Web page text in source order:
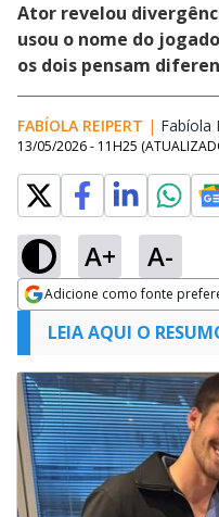
Ator revelou
usou o nome do
os dois pensam
FABÍOLA REIPERT | Fabíola
13/05/2026 - 11H25
A+ A-
Adicione como fonte
Opens in new window
LEIA AQUI O